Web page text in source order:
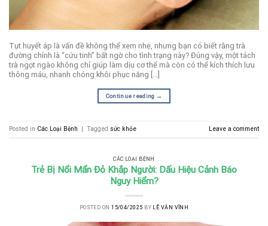
Tụt huyết áp là vấn đề không thể xem nhẹ, nhưng bạn có biết rằng trà
đường chính là “cứu tinh” bất ngờ cho tình trạng này? Đúng vậy, một tách
trà ngọt ngào không chỉ giúp làm dịu cơ thể mà còn có thể kích thích lưu
thông máu, nhanh chóng khôi phục năng […]
Continue reading →
Posted in Các Loại Bệnh | Tagged sức khỏe Leave a comment
CÁC LOẠI BỆNH
Trẻ Bị Nổi Mẩn Đỏ Khắp Người: Dấu Hiệu Cảnh Báo
Nguy Hiểm?
POSTED ON15/04/2025 BY LÊ VĂN VĨNH